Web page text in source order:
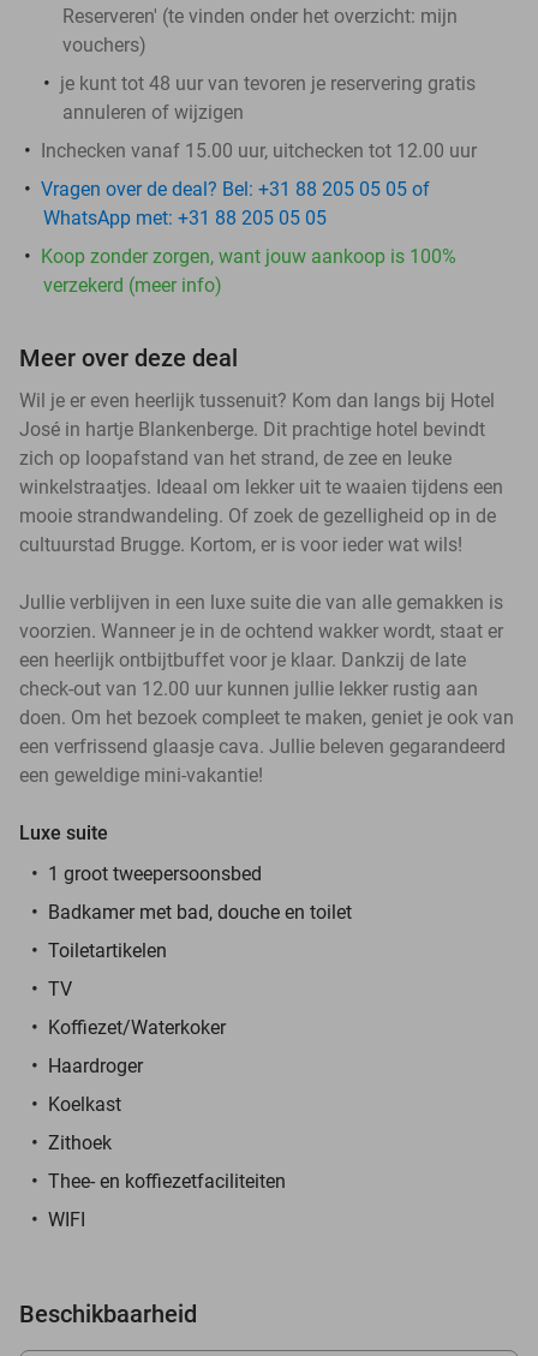
Reserveren' (te vinden onder het overzicht: mijn
vouchers)
je kunt tot 48 uur van tevoren je reservering gratis
annuleren of wijzigen
Inchecken vanaf 15.00 uur, uitchecken tot 12.00 uur
Vragen over de deal? Bel: +31 88 205 05 05 of
WhatsApp met: +31 88 205 05 05
Koop zonder zorgen, want jouw aankoop is 100%
verzekerd (meer info)
Meer over deze deal
Wil je er even heerlijk tussenuit? Kom dan langs bij Hotel
José in hartje Blankenberge. Dit prachtige hotel bevindt
zich op loopafstand van het strand, de zee en leuke
winkelstraatjes. Ideaal om lekker uit te waaien tijdens een
mooie strandwandeling. Of zoek de gezelligheid op in de
cultuurstad Brugge. Kortom, er is voor ieder wat wils!
Jullie verblijven in een luxe suite die van alle gemakken is
voorzien. Wanneer je in de ochtend wakker wordt, staat er
een heerlijk ontbijtbuffet voor je klaar. Dankzij de late
check-out van 12.00 uur kunnen jullie lekker rustig aan
doen. Om het bezoek compleet te maken, geniet je ook van
een verfrissend glaasje cava. Jullie beleven gegarandeerd
een geweldige mini-vakantie!
Luxe suite
1 groot tweepersoonsbed
Badkamer met bad, douche en toilet
Toiletartikelen
TV
Koffiezet/Waterkoker
Haardroger
Koelkast
Zithoek
Thee- en koffiezetfaciliteiten
WIFI
Beschikbaarheid